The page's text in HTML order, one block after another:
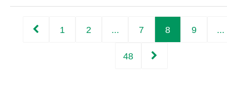
1 2 ... 7 8 9 ...
48